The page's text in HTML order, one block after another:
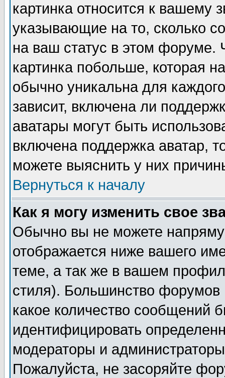
картинка относится к вашему
указывающие на то, сколько
на ваш статус в этом форуме.
картинка побольше, которая
обычно уникальна для
зависит, включена ли
аватары могут быть
включена поддержка аватар,
можете выяснить у них
Вернуться к началу
Как я могу изменить свое
Обычно вы не можете
отображается ниже вашего
теме, а так же в вашем
стиля). Большинство форумов
какое количество сообщений
идентифицировать
модераторы и
Пожалуйста, не засоряйте